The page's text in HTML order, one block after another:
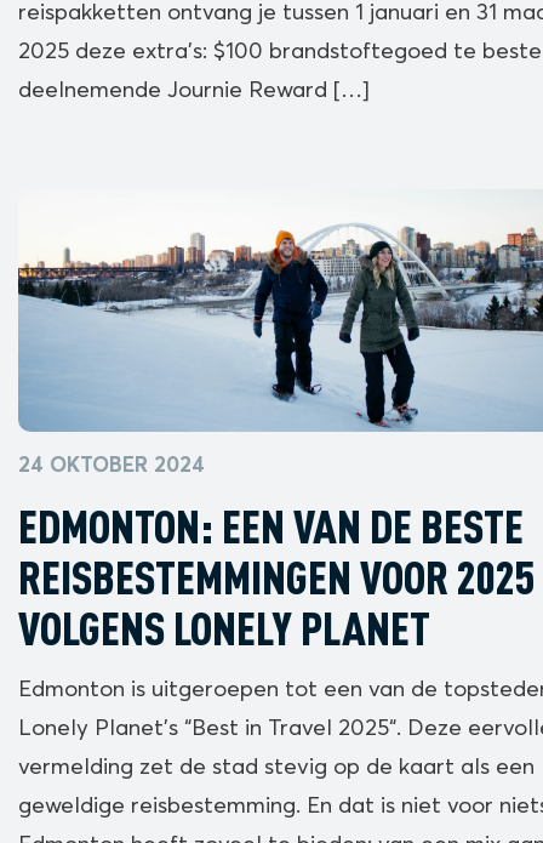
reispakketten ontvang je tussen 1 januari en 31
2025 deze extra’s: $100 brandstoftegoed te
deelnemende Journie Reward […]
24 OKTOBER 2024
EDMONTON: EEN VAN DE BESTE
REISBESTEMMINGEN VOOR 2025
VOLGENS LONELY PLANET
Edmonton is uitgeroepen tot een van de
Lonely Planet’s “Best in Travel 2025“. Deze
vermelding zet de stad stevig op de kaart als een
geweldige reisbestemming. En dat is niet voor